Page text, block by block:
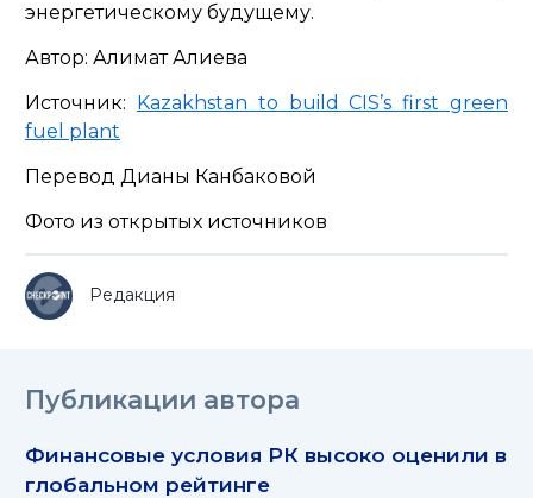
энергетическому будущему.
Автор: Алимат Алиева
Источник:
Kazakhstan to build CIS’s first green
fuel plant
Перевод Дианы Канбаковой
Фото из открытых источников
Редакция
Публикации автора
Финансовые условия РК высоко оценили в
глобальном рейтинге